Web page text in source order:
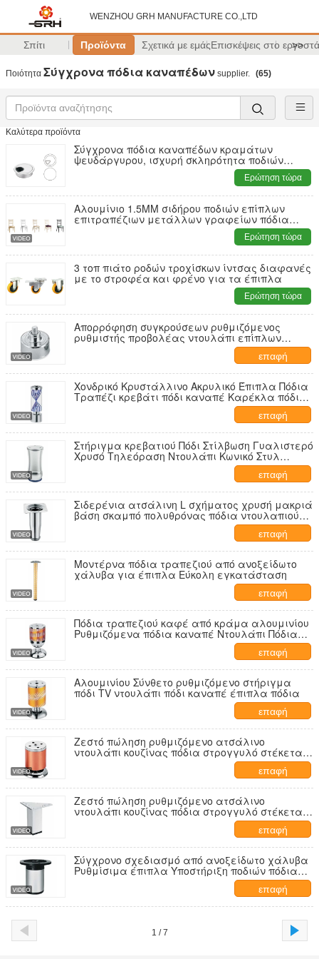
WENZHOU GRH MANUFACTURE CO.,LTD
Σπίτι Προϊόντα Σχετικά με εμάςΕπισκέψεις στο >>
Ποιότητα Σύγχρονα πόδια καναπέδων supplier. (65)
Καλύτερα προϊόντα
Σύγχρονα πόδια καναπέδων κραμάτων
ψευδάργυρου, ισχυρή σκληρότητα ποδιών
Ερώτηση τώρα
Αλουμίνιο 1.5MM σιδήρου ποδιών επίπλων
επιτραπέζιων μετάλλων γραφείων πόδια
Ερώτηση τώρα
3 τοπ πιάτο ροδών τροχίσκων ίντσας διαφανές
με το στροφέα και φρένο για τα έπιπλα
Ερώτηση τώρα
Απορρόφηση συγκρούσεων ρυθμιζόμενος
ρυθμιστής προβολέας ντουλάπι επίπλων
κρεβατοκάμαρα επίπεδη επίπεδα πόδια για
επαφή
Χονδρικό Κρυστάλλινο Ακρυλικό Έπιπλα Πόδια
Τραπέζι κρεβάτι πόδι καναπέ Καρέκλα πόδια
για καθιστικό δωμάτιο κρεβατοκάμαρα
επαφή
Στήριγμα κρεβατιού Πόδι Στίλβωση Γυαλιστερό
Χρυσό Τηλεόραση Ντουλάπι Κωνικό Στυλ
Σιδερένιο Καναπές Μεταλλικό Πόδι για
επαφή
Σιδερένια ατσάλινη L σχήματος χρυσή μακριά
βάση σκαμπό πολυθρόνας πόδια ντουλαπιού
επαφή
Μοντέρνα πόδια τραπεζιού από ανοξείδωτο
χάλυβα για έπιπλα Εύκολη εγκατάσταση
επαφή
Πόδια τραπεζιού καφέ από κράμα αλουμινίου
Ρυθμιζόμενα πόδια καναπέ Ντουλάπι Πόδια
επαφή
Αλουμινίου Σύνθετο ρυθμιζόμενο στήριγμα
πόδι TV ντουλάπι πόδι καναπέ έπιπλα πόδια
επαφή
Ζεστό πώληση ρυθμιζόμενο ατσάλινο
ντουλάπι κουζίνας πόδια στρογγυλό στέκεται
επαφή
Ζεστό πώληση ρυθμιζόμενο ατσάλινο
ντουλάπι κουζίνας πόδια στρογγυλό στέκεται
επαφή
Σύγχρονο σχεδιασμό από ανοξείδωτο χάλυβα
Ρυθμίσιμα έπιπλα Υποστήριξη ποδιών πόδια
μεταλλικό αξεσουάρ για κουζίνα TV ντουλάπι
επαφή
1 / 7